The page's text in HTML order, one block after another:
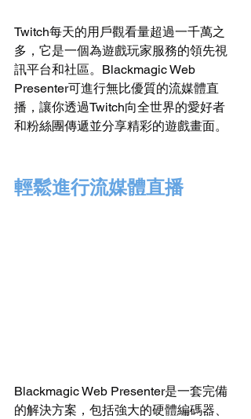
Twitch每天的用戶觀看量超過一千萬之
多，它是一個為遊戲玩家服務的領先視
訊平台和社區。Blackmagic Web
Presenter可進行無比優質的流媒體直
播，讓你透過Twitch向全世界的愛好者
和粉絲團傳遞並分享精彩的遊戲畫面。
輕鬆進行流媒體直播
Blackmagic Web Presenter是一套完備
的解決方案，包括強大的硬體編碼器、